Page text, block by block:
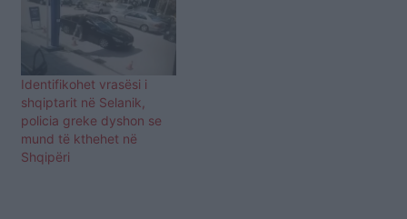
Identifikohet vrasësi i
shqiptarit në Selanik,
policia greke dyshon se
mund të kthehet në
Shqipëri